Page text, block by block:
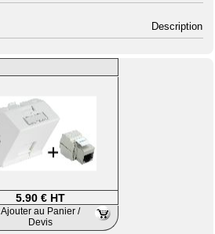
Description
5.90 € HT
Ajouter au Panier /
Devis